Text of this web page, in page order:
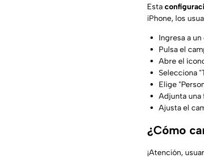
Esta
iPhone, los
Ingresa a un
Pulsa el
Abre el
Selecciona
Elige
Adjunta una
Ajusta el
¿Cómo
¡Atención,